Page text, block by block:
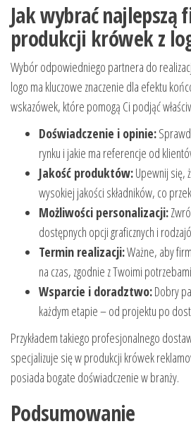
Jak wybrać najlepszą
produkcji krówek z
Wybór odpowiedniego partnera do
logo ma kluczowe znaczenie dla efektu
wskazówek, które pomogą Ci podjąć
Doświadczenie i opinie:
rynku i jakie ma referencje od
Jakość produktów:Upewnij się,
wysokiej jakości składników, co
Możliwości personalizacji:
dostępnych opcji graficznych i
Termin realizacji:Ważne, aby
na czas, zgodnie z Twoimi
Wsparcie i doradztwo:Dobry
każdym etapie – od projektu po
Przykładem takiego profesjonalnego
specjalizuje się w produkcji krówek
posiada bogate doświadczenie w branży.
Podsumowanie